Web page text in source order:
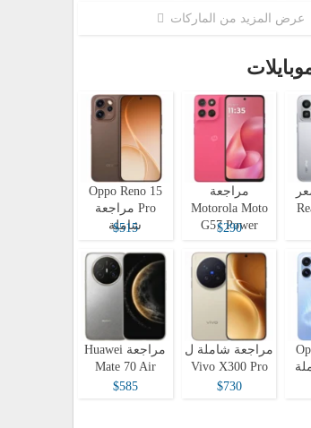
عرض المزيد من الماركات
مراجعة
Motorola Moto
G57 Power
$290
Oppo Reno 15
Pro مراجعة
شاملة
$515
مراجعة شاملة ل
Vivo X300 Pro
$730
مراجعة Huawei
Mate 70 Air
$585